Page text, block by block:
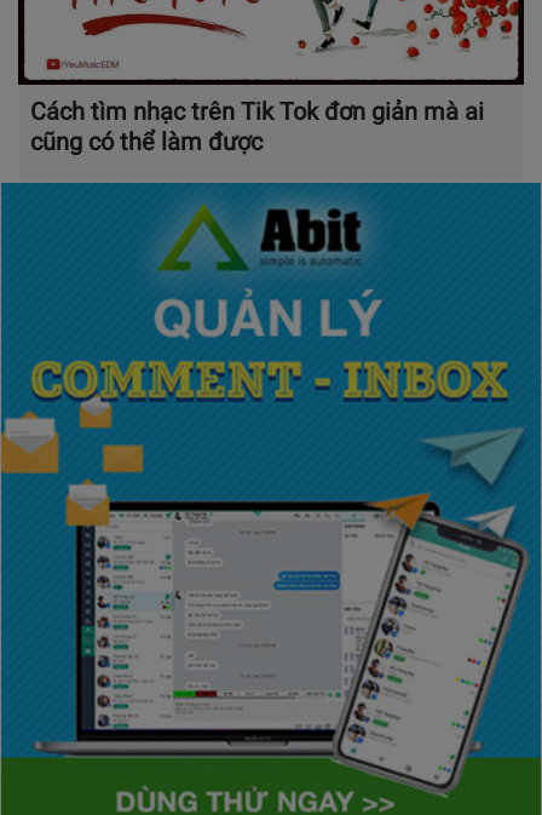
Cách tìm nhạc trên Tik Tok đơn giản mà ai
cũng có thể làm được